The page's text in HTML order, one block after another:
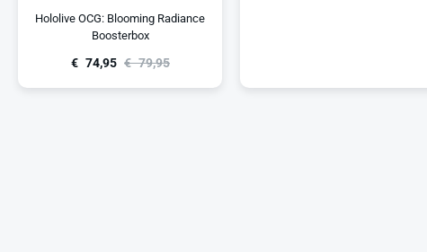
Hololive OCG: Blooming Radiance
Boosterbox
€ 79,95
€ 74,95